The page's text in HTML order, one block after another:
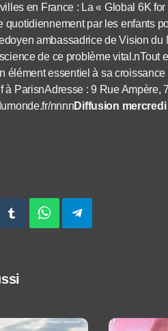
en France : La « Global 6K
quotidiennement par les enfants
ambassadrice de Vision
de ce problème vital.nTout
élément essentiel à sa
à ParisnAdresse : 9 Rue Ampère,
nnnnDiffusion mercredi